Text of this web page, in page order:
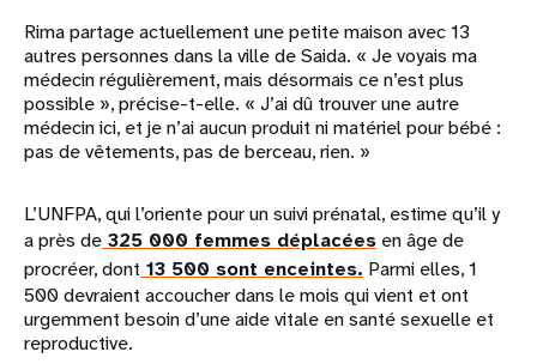
Rima partage actuellement une petite maison avec 13
autres personnes dans la ville de Saida. « Je voyais ma
médecin régulièrement, mais désormais ce n’est plus
possible », précise-t-elle. « J’ai dû trouver une autre
médecin ici, et je n’ai aucun produit ni matériel pour bébé :
pas de vêtements, pas de berceau, rien. »
L’UNFPA, qui l’oriente pour un suivi prénatal, estime qu’il y
a près de 325 000 femmes déplacées en âge de
procréer, dont 13 500 sont enceintes. Parmi elles, 1
500 devraient accoucher dans le mois qui vient et ont
urgemment besoin d’une aide vitale en santé sexuelle et
reproductive.